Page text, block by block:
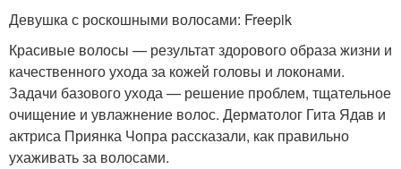
Девушка с роскошными волосами: Freepik
Красивые волосы — результат здорового образа жизни и
качественного ухода за кожей головы и локонами.
Задачи базового ухода — решение проблем, тщательное
очищение и увлажнение волос. Дерматолог Гита Ядав и
актриса Приянка Чопра рассказали, как правильно
ухаживать за волосами.